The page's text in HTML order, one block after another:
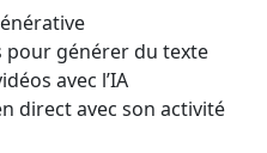
pour générer du texte
avec l’IA
direct avec son activité